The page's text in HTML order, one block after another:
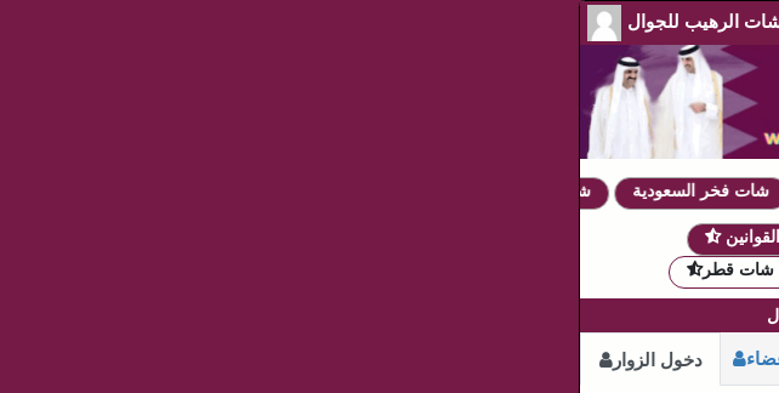
الرهيب للجوال
شات دموع العشاق شات فخر السعودية
القوانين
شات قطر
دخول الزوار